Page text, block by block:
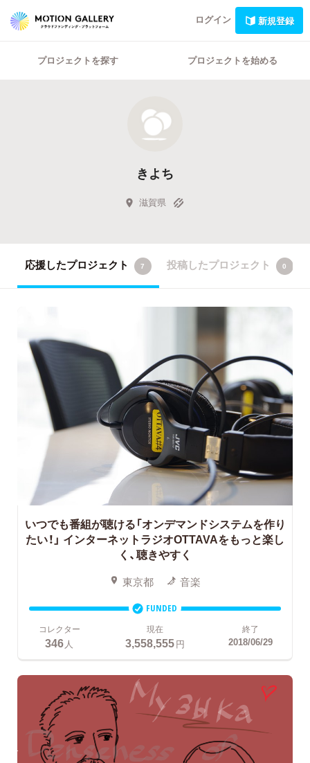
ログイン 新規登録
プロジェクトを探す プロジェクトを始める
きよち
滋賀県
応援したプロジェクト 7 投稿したプロジェクト 0
いつでも番組が聴ける「オンデマンドシステムを作り
たい！」 インターネットラジオOTTAVAをもっと楽し
く、聴きやすく
東京都 音楽
FUNDED
コレクター
346 人
現在
3,558,555円
終了
2018/06/29